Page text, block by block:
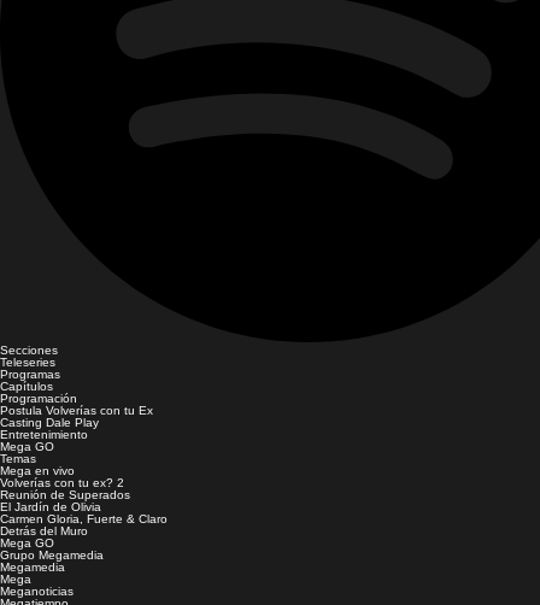
Secciones
Teleseries
Programas
Capítulos
Programación
Postula Volverías con tu Ex
Casting Dale Play
Entretenimiento
Mega GO
Temas
Mega en vivo
Volverías con tu ex? 2
Reunión de Superados
El Jardín de Olivia
Carmen Gloria, Fuerte & Claro
Detrás del Muro
Mega GO
Grupo Megamedia
Megamedia
Mega
Meganoticias